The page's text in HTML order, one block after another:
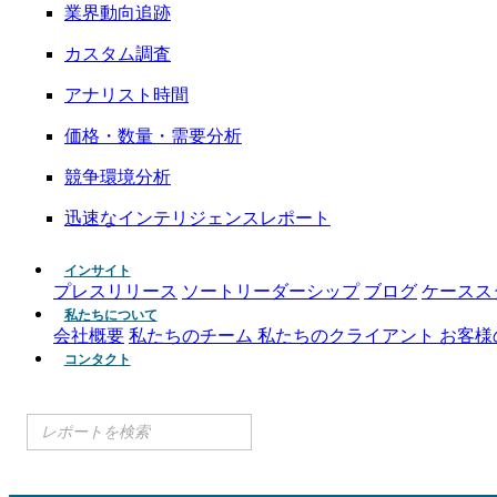
業界動向追跡
カスタム調査
アナリスト時間
価格・数量・需要分析
競争環境分析
迅速なインテリジェンスレポート
インサイト
プレスリリース ソートリーダーシップ ブログ ケースス
私たちについて
会社概要 私たちのチーム 私たちのクライアント お客様
コンタクト